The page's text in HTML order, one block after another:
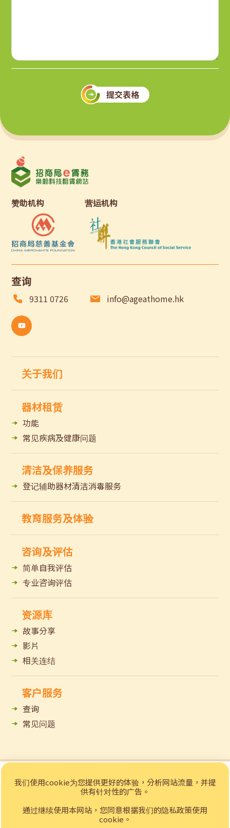
提交表格
赞助机构 营运机构
查询
9311 0726 info@ageathome.hk
关于我们
器材租赁
功能
常见疾病及健康问题
清洁及保养服务
登记辅助器材清洁消毒服务
教育服务及体验
咨询及评估
简单自我评估
专业咨询评估
资源库
故事分享
影片
相关连结
客户服务
查询
常见问题
私隐声明
免责声明
Web Designby YSD
我们使用cookie为您提供更好的体验，分析网站流量，并提
供有针对性的广告。
通过继续使用本网站，您同意根据我们的隐私政策使用
cookie。